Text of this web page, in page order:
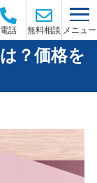
電話 無料相談 メニュー
？価格を